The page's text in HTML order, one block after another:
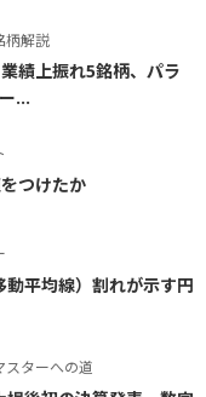
柄解説
績上振れ5銘柄、パラ
...
つけたか
動平均線）割れが示す円
スターへの道